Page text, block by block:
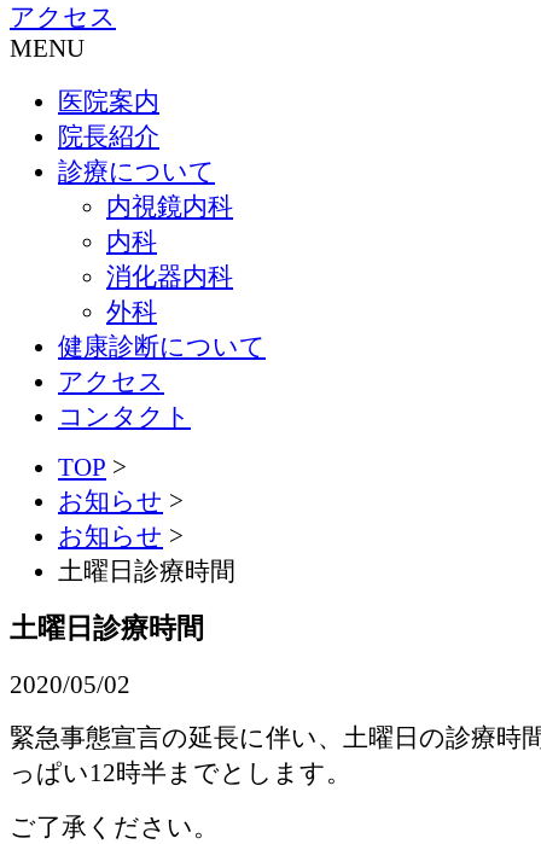
アクセス
MENU
医院案内
院長紹介
診療について
内視鏡内科
内科
消化器内科
外科
健康診断について
アクセス
コンタクト
TOP >
お知らせ >
お知らせ >
土曜日診療時間
土曜日診療時間
2020/05/02
緊急事態宣言の延長に伴い、土曜日の診療時
っぱい12時半までとします。
ご了承ください。